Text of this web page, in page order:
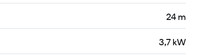
24 m
3,7 kW